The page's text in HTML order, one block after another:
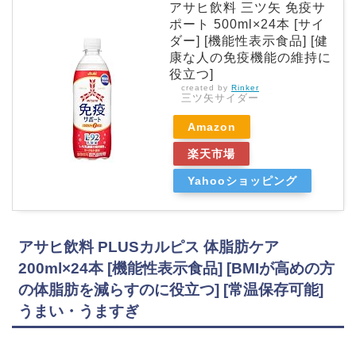
アサヒ飲料 三ツ矢 免疫サ
ポート 500ml×24本 [サイ
ダー] [機能性表示食品] [健
康な人の免疫機能の維持に
役立つ]
created by Rinker
三ツ矢サイダー
Amazon
楽天市場
Yahooショッピング
アサヒ飲料 PLUSカルピス 体脂肪ケア
200ml×24本 [機能性表示食品] [BMIが高めの方
の体脂肪を減らすのに役立つ] [常温保存可能]
うまい・うますぎ